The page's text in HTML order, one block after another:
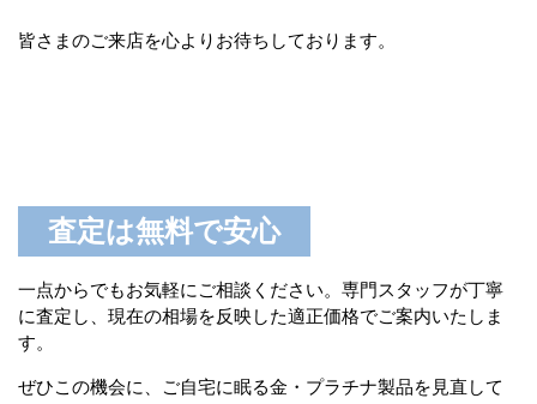
皆さまのご来店を心よりお待ちしております。
査定は無料で安心
一点からでもお気軽にご相談ください。専門スタッフが丁寧
に査定し、現在の相場を反映した適正価格でご案内いたしま
す。
ぜひこの機会に、ご自宅に眠る金・プラチナ製品を見直して